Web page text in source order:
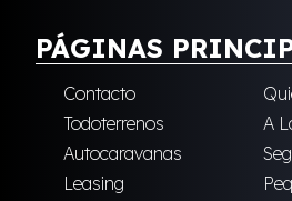
PÁGINAS
Contacto
Todoterrenos
A
Autocaravanas
Leasing